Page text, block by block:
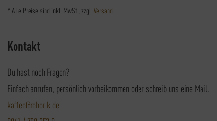
* Alle Preise sind inkl. MwSt., zzgl. Versand
Kontakt
Du hast noch Fragen?
Einfach anrufen, persönlich vorbeikommen oder schreib uns eine Mail.
kaffee@rehorik.de